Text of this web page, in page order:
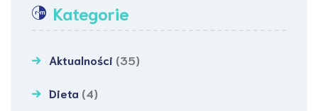
Kategorie
Aktualności (35)
Dieta (4)